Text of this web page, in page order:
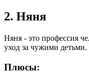
2. Няня
Няня - это профессия
уход за чужими детьми.
Плюсы: